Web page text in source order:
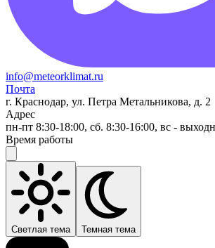
info@meteorklimat.ru
Почта
г. Краснодар, ул. Петра Метальникова, д. 2
Адрес
пн-пт 8:30-18:00, сб. 8:30-16:00, вс -
Время работы
Светлая тема Темная тема